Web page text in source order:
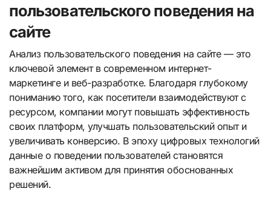
пользовательского поведения на
сайте
Анализ пользовательского поведения на сайте — это
ключевой элемент в современном интернет-
маркетинге и веб-разработке. Благодаря глубокому
пониманию того, как посетители взаимодействуют с
ресурсом, компании могут повышать эффективность
своих платформ, улучшать пользовательский опыт и
увеличивать конверсию. В эпоху цифровых технологий
данные о поведении пользователей становятся
важнейшим активом для принятия обоснованных
решений.